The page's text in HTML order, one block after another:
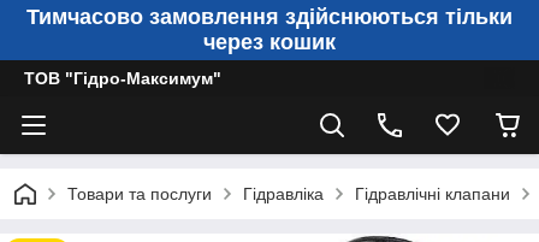
Тимчасово замовлення здійснюються тільки
через кошик
ТОВ "Гідро-Максимум"
Товари та послуги Гідравліка Гідравлічні клапани